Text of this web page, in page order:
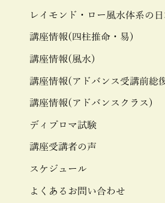
レイモンド・ロー風水体系の
講座情報(四柱推命・易)
講座情報(風水)
講座情報(アドバンス受講前総
講座情報(アドバンスクラス)
ディプロマ試験
講座受講者の声
スケジュール
よくあるお問い合わせ